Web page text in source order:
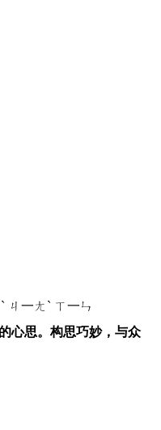
ㄐ一ㄤˋ ㄒ一ㄣ
心思。构思巧妙，与众